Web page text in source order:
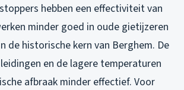
hebben een effectiviteit van
minder goed in oude gietijzeren
de historische kern van Berghem. De
en de lagere temperaturen
afbraak minder effectief. Voor